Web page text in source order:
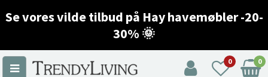
Se vores vilde tilbud på Hay havemøbler -20-
30% 🌞
0 0